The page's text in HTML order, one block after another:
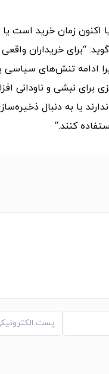
اکنون زمان خرید است
“برای خریداران
ادامه تنش‌های سیاسی
برای نبشی و
یا به دنبال
کنند.”